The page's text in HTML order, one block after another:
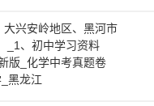
兴安岭地区、黑河市
_1、初中学习资料
版_化学中考真题卷
黑龙江